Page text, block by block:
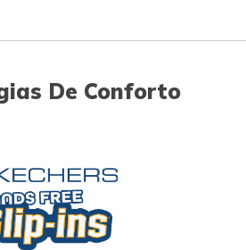
De Conforto